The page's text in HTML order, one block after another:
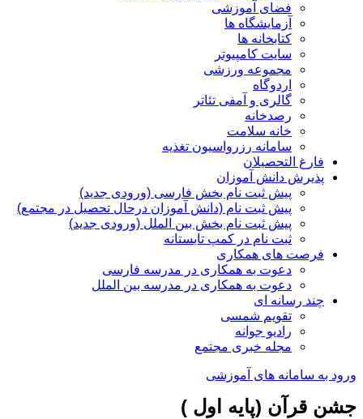
فضای آموزشی
آزمایشگاه ها
کتابخانه ها
سایت کامپیوتر
مجموعه ورزشی
اردوگاه
گالری و آمفی تئاتر
رصدخانه
خانه سلامت
سامانه رزرواسیون تغذیه
فارغ التحصیلان
پذیرش دانش آموزان
پیش ثبت نام بخش فارسی (ورودی جدید)
پیش ثبت نام (دانش آموزان درحال تحصیل در مجتمع)
پیش ثبت نام بخش بین الملل (ورودی جدید)
ثبت نام در کمپ تابستانه
فرصت های همکاری
دعوت به همکاری در مدرسه فارسی
دعوت به همکاری در مدرسه بین الملل
چند رسانه ای
تقویم شمسی
رادیو جوانه
مجله خبری مجتمع
ورود به سامانه های آموزشی
جشن قرآن (پایه اول )